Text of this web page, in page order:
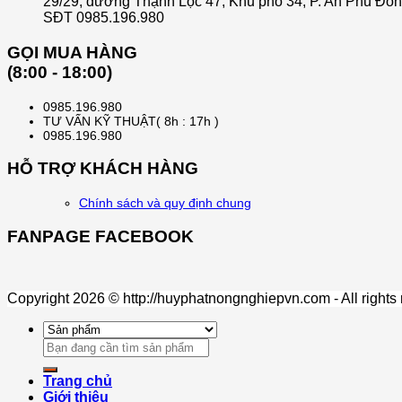
SĐT 0985.196.980
GỌI MUA HÀNG
(8:00 - 18:00)
0985.196.980
TƯ VẤN KỸ THUẬT( 8h : 17h )
0985.196.980
HỖ TRỢ KHÁCH HÀNG
Chính sách và quy định chung
FANPAGE FACEBOOK
Copyright 2026 © http://huyphatnongnghiepvn.com - All rights
Search
for:
Trang chủ
Giới thiệu